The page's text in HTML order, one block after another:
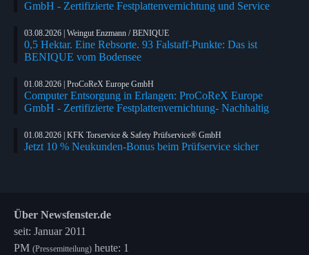
GmbH - Zertifizierte Festplattenvernichtung und Service
03.08.2026 | Weingut Enzmann / BENIQUE
0,5 Hektar. Eine Rebsorte. 93 Falstaff-Punkte: Das ist
BENIQUE vom Bodensee
01.08.2026 | ProCoReX Europe GmbH
Computer Entsorgung in Erlangen: ProCoReX Europe
GmbH - Zertifizierte Festplattenvernichtung- Nachhaltig
01.08.2026 | KFK Torservice & Safety Prüfservice® GmbH
Jetzt 10 % Neukunden-Bonus beim Prüfservice sicher
Über Newsfenster.de
seit: Januar 2011
PM (Pressemitteilung) heute: 1